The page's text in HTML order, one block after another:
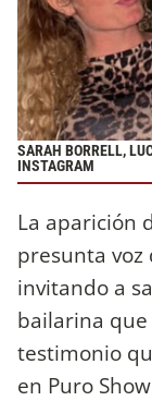
SARAH BORRELL,
INSTAGRAM
La aparición
presunta voz
invitando a
bailarina que
testimonio
en Puro